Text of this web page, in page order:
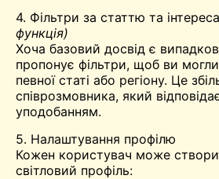
4. Фільтри за статтю та
функція)
Хоча базовий досвід є
пропонує фільтри, щоб ви
певної статі або регіону. Це
співрозмовника, який
уподобанням.
5. Налаштування профілю
Кожен користувач може
світловий профіль: